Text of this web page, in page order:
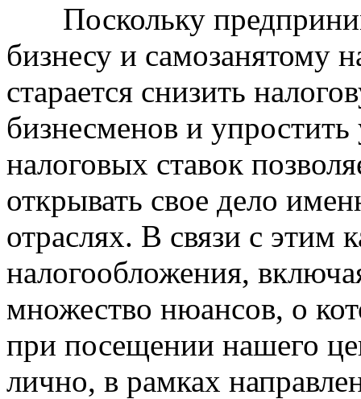
Поскольку
бизнесу и самозанятому
старается снизить
бизнесменов и
налоговых ставок
открывать свое дело
отраслях. В связи с этим
налогообложения,
множество нюансов, о
при посещении нашего
лично, в рамках